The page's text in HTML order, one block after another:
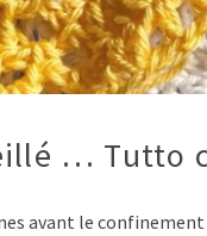
… Tutto
avant le